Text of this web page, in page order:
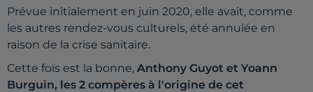
Prévue initialement en juin 2020, elle avait, comme
les autres rendez-vous culturels, été annulée en
raison de la crise sanitaire.
Cette fois est la bonne, Anthony Guyot et Yoann
Burguin, les 2 compères à l'origine de cet